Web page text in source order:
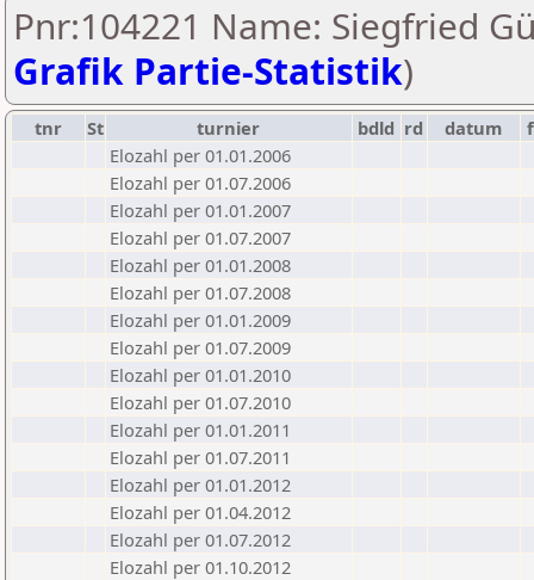
Pnr:104221 Name: Siegfried
Grafik Partie-Statistik)
tnr St turnier bdld rd datum
f
Elozahl per 01.01.2006
Elozahl per 01.07.2006
Elozahl per 01.01.2007
Elozahl per 01.07.2007
Elozahl per 01.01.2008
Elozahl per 01.07.2008
Elozahl per 01.01.2009
Elozahl per 01.07.2009
Elozahl per 01.01.2010
Elozahl per 01.07.2010
Elozahl per 01.01.2011
Elozahl per 01.07.2011
Elozahl per 01.01.2012
Elozahl per 01.04.2012
Elozahl per 01.07.2012
Elozahl per 01.10.2012